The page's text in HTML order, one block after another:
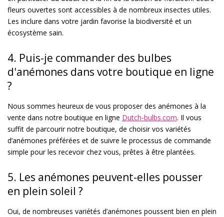
fleurs ouvertes sont accessibles à de nombreux insectes utiles.
Les inclure dans votre jardin favorise la biodiversité et un
écosystème sain.
4. Puis-je commander des bulbes
d'anémones dans votre boutique en ligne
?
Nous sommes heureux de vous proposer des anémones à la
vente dans notre boutique en ligne Dutch-bulbs.com. Il vous
suffit de parcourir notre boutique, de choisir vos variétés
d’anémones préférées et de suivre le processus de commande
simple pour les recevoir chez vous, prêtes à être plantées.
5. Les anémones peuvent-elles pousser
en plein soleil ?
Oui, de nombreuses variétés d’anémones poussent bien en plein